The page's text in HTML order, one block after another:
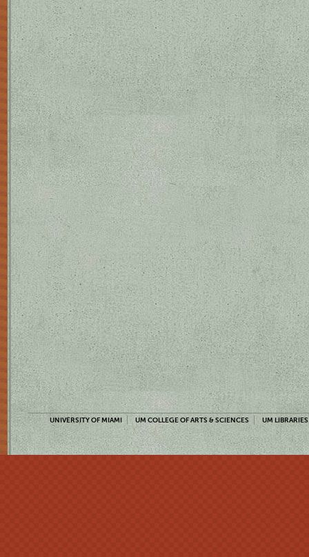
UNIVERSITY OF MIAMI UM COLLEGE OF ARTS & SCIENCES UM LIBRARIES